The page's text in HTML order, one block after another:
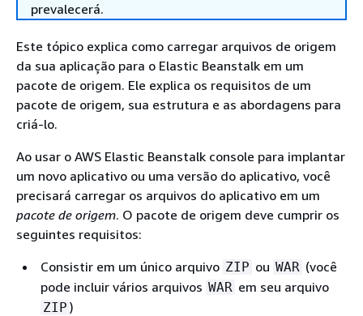
prevalecerá.
Este tópico explica como carregar arquivos de origem
da sua aplicação para o Elastic Beanstalk em um
pacote de origem. Ele explica os requisitos de um
pacote de origem, sua estrutura e as abordagens para
criá-lo.
Ao usar o AWS Elastic Beanstalk console para implantar
um novo aplicativo ou uma versão do aplicativo, você
precisará carregar os arquivos do aplicativo em um
pacote de origem. O pacote de origem deve cumprir os
seguintes requisitos:
Consistir em um único arquivo ZIP ou WAR (você
pode incluir vários arquivos WAR em seu arquivo
ZIP )